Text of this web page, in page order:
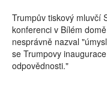
Trumpův tiskový mluvčí
konferenci v Bílém
nesprávně nazval
se Trumpovy
odpovědnosti."